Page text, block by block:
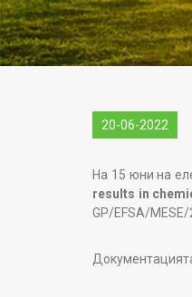
20-06-2022
На 15 юни на
results in
GP/EFSA/